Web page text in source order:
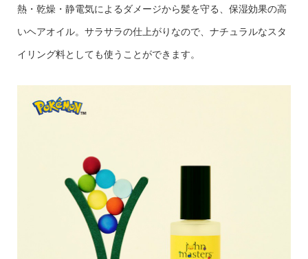
熱・乾燥・静電気によるダメージから髪を守る、保湿効果の高
いヘアオイル。サラサラの仕上がりなので、ナチュラルなスタ
イリング料としても使うことができます。